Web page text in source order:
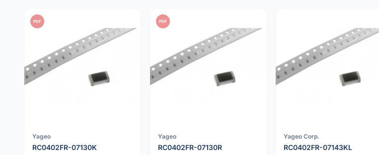
PDF
Yageo
RC0402FR-07130K
PDF
Yageo
RC0402FR-07130R
Yageo Corp.
RC0402FR-07143KL